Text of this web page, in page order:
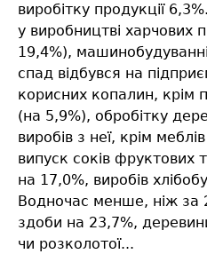
виробітку продукції
у виробництві харчових
19,4%),
спад відбувся на
корисних копалин, крім
(на 5,9%), обробітку
виробів з неї, крім
випуск соків фруктових
на 17,0%, виробів
Водночас менше, ніж за
здоби на 23,7%,
чи розколотої...